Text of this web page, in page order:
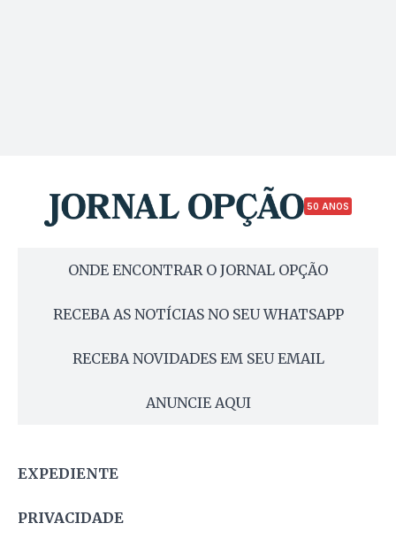
50 ANOS
ONDE ENCONTRAR O JORNAL OPÇÃO
RECEBA AS NOTÍCIAS NO SEU WHATSAPP
RECEBA NOVIDADES EM SEU EMAIL
ANUNCIE AQUI
EXPEDIENTE
PRIVACIDADE